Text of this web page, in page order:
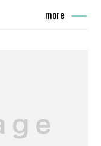
more